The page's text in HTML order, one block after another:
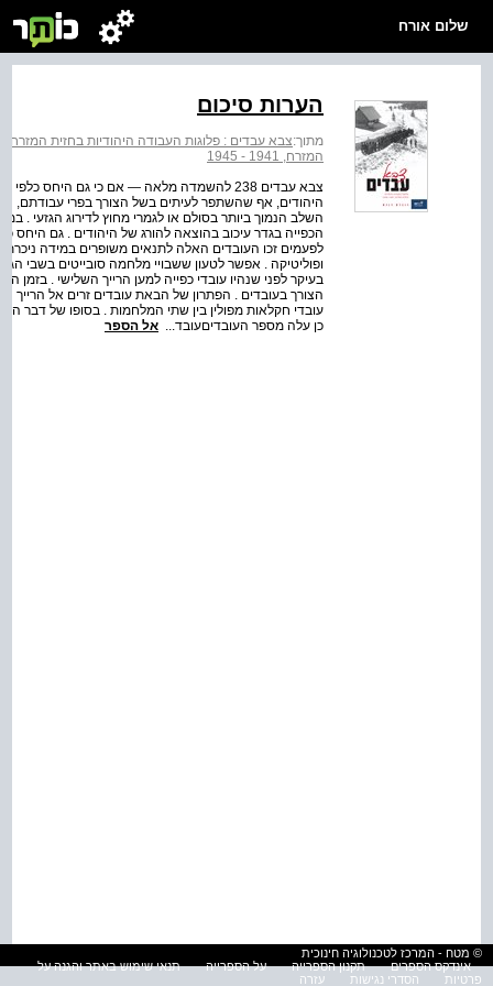
שלום אורח
הערות סיכום
מתוך:צבא עבדים : פלוגות העבודה היהודיות בחזית המזרח, 1941 - 1945
המזרח, 1941 - 1945
צבא עבדים 238 להשמדה מלאה — אם כי גם
היהודים, אף שהשתפר לעיתים בשל הצורך בפרי עבודתם,
השלב הנמוך ביותר בסולם או לגמרי מחוץ לדירוג הגזעי .
הכפייה בגדר עיכוב בהוצאה להורג של היהודים . גם היחס
לפעמים זכו העובדים האלה לתנאים משופרים במידה
ופוליטיקה . אפשר לטעון ששבויי מלחמה סובייטים בשבי
בעיקר לפני שנהיו עובדי כפייה למען הרייך השלישי .
הצורך בעובדים . הפתרון של הבאת עובדים זרים אל
כן עלה מספר העובדיםעובד... אל הספר
© מטח - המרכז לטכנולוגיה חינוכית
אינדקס הספרים
תקנון הספרייה על הספרייה
תנאי שימוש באתר והגנה על
פרטיות
הסדרי נגישות עזרה